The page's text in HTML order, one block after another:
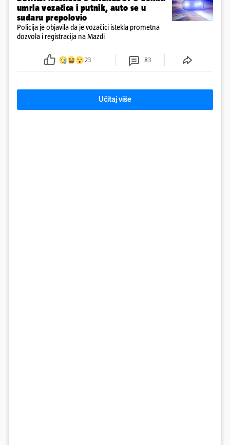
umrla vozačica i putnik, auto se u
sudaru prepolovio
Policija je objavila da je vozačici istekla prometna
dozvola i registracija na Mazdi
23 83
Učitaj više